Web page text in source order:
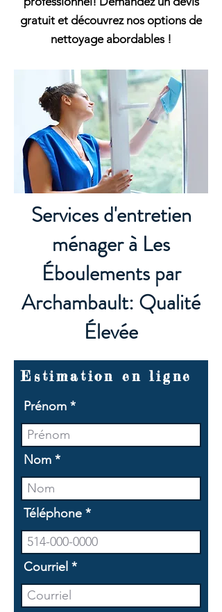
gratuit et découvrez nos options de
nettoyage abordables !
Services d'entretien
ménager à Les
Éboulements par
Archambault: Qualité
Élevée
Estimation en ligne
Prénom
Nom
Téléphone
Courriel